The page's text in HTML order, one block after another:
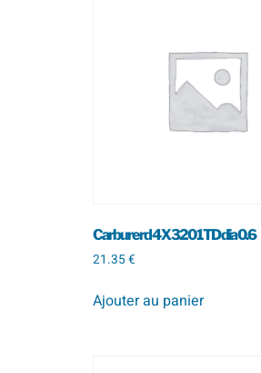
Carbure rd 4 X 320 1 TD dia 0.6
21.35€
Ajouter au panier